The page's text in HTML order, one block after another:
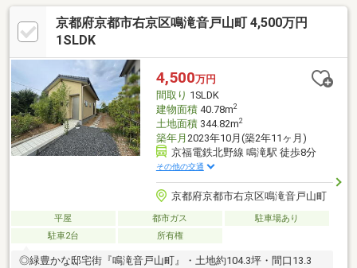
い！！お家のことでお困りのことがあれば、ぜひアフターホーム
へ
京都府京都市右京区鳴滝音戸山町 4,500万円
1SLDK
4,500万円
間取り 1SLDK
建物面積40.78m2
土地面積344.82m2
築年月 2023年10月(築2年11ヶ月)
京福電鉄北野線 鳴滝駅 徒歩8分
その他の交通
京都府京都市右京区鳴滝音戸山町
平屋 都市ガス
駐車場あり
駐車2台
所有権
◎緑豊かな邸宅街『鳴滝音戸山町』・土地約104.3坪・間口13.3